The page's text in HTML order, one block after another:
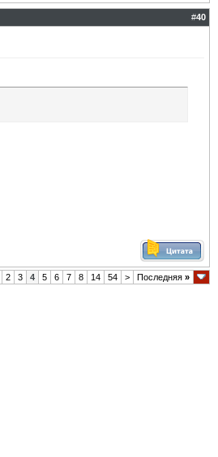
#40
2 3 4 5 6 7 8 14 54 > Последняя »